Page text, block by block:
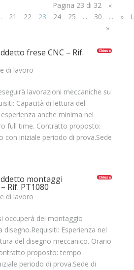
Pagina 23 di 32
«
21 22 23 24 25 ... 30 ... »
»
Chiusa
frese CNC – Rif.
di lavoro
lavorazioni meccaniche su
Capacità di lettura del
anche minima nel
full time. Contratto proposto:
con iniziale periodo di prova.Sede
Chiusa
montaggi
Rif. PT1080
di lavoro
occuperà del montaggio
disegno.Requisiti: Esperienza nel
del disegno meccanico. Orario
proposto: tempo
periodo di prova.Sede di